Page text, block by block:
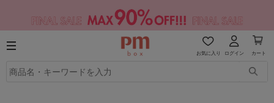
お気に入り ログイン カート